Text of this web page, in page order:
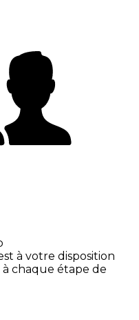
à votre disposition
chaque étape de